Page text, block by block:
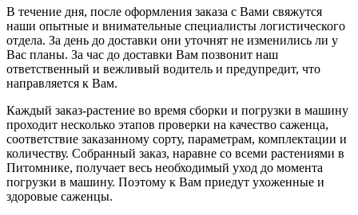
В течение дня, после оформления заказа с Вами свяжутся
наши опытные и внимательные специалисты логистического
отдела. За день до доставки они уточнят не изменились ли у
Вас планы. За час до доставки Вам позвонит наш
ответственный и вежливый водитель и предупредит, что
направляется к Вам.
Каждый заказ-растение во время сборки и погрузки в машину
проходит несколько этапов проверки на качество саженца,
соответствие заказанному сорту, параметрам, комплектации и
количеству. Собранный заказ, наравне со всеми растениями в
Питомнике, получает весь необходимый уход до момента
погрузки в машину. Поэтому к Вам приедут ухоженные и
здоровые саженцы.